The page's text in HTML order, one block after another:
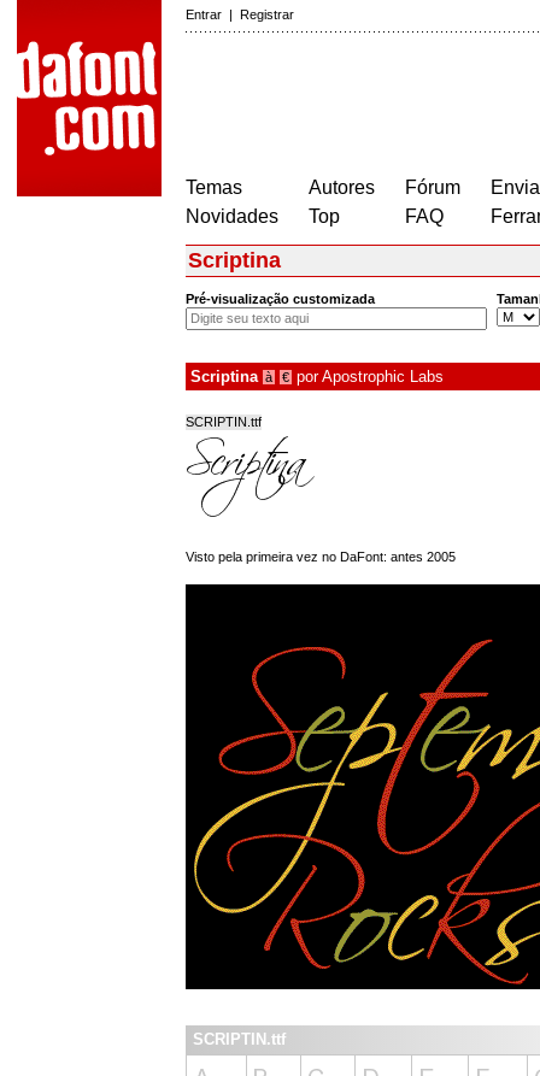
Entrar | Registrar
Temas
Novidades
Autores
Top
Fórum
FAQ
Scriptina
Pré-visualização customizada
Scriptina à € porApostrophic Labs
SCRIPTIN.ttf
Visto pela primeira vez no DaFont: antes 2005
SCRIPTIN.ttf